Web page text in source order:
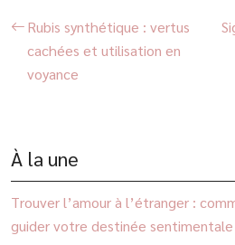
Rubis synthétique : vertus
cachées et utilisation en
voyance
À la une
Trouver l’amour à l’étranger :
guider votre destinée sentimentale